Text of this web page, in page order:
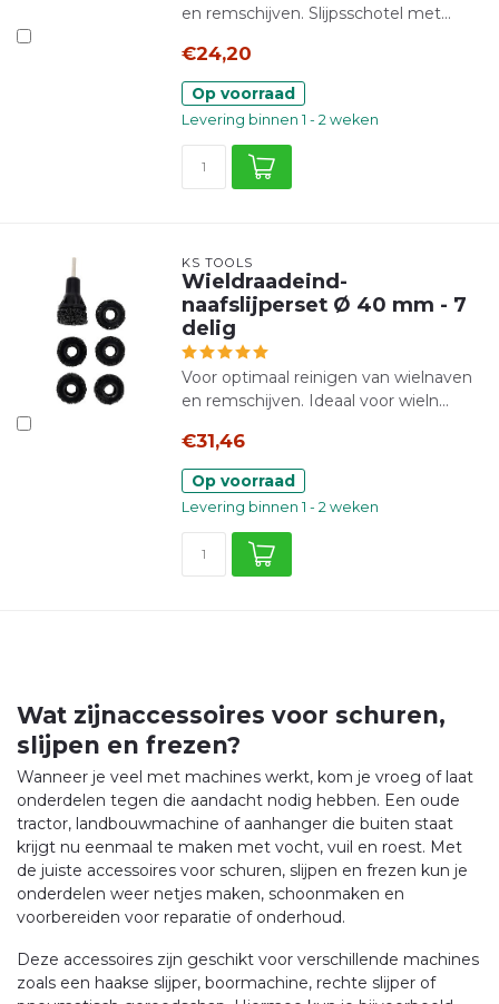
en remschijven. Slijpsschotel met...
€24,20
Op voorraad
Levering binnen 1 - 2 weken
KS TOOLS
Wieldraadeind-
naafslijperset Ø 40 mm - 7
delig
Voor optimaal reinigen van wielnaven
en remschijven. Ideaal voor wieln...
€31,46
Op voorraad
Levering binnen 1 - 2 weken
Wat zijnaccessoires voor schuren,
slijpen en frezen?
Wanneer je veel met machines werkt, kom je vroeg of laat
onderdelen tegen die aandacht nodig hebben. Een oude
tractor, landbouwmachine of aanhanger die buiten staat
krijgt nu eenmaal te maken met vocht, vuil en roest. Met
de juiste accessoires voor schuren, slijpen en frezen kun je
onderdelen weer netjes maken, schoonmaken en
voorbereiden voor reparatie of onderhoud.
Deze accessoires zijn geschikt voor verschillende machines
zoals een haakse slijper, boormachine, rechte slijper of